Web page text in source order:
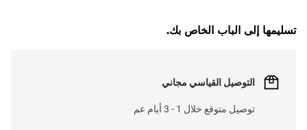
تسليمها إلى الباب الخاص بك.
التوصيل القياسي مجاني
توصيل متوقع خلال 1 - 3 أيام عم